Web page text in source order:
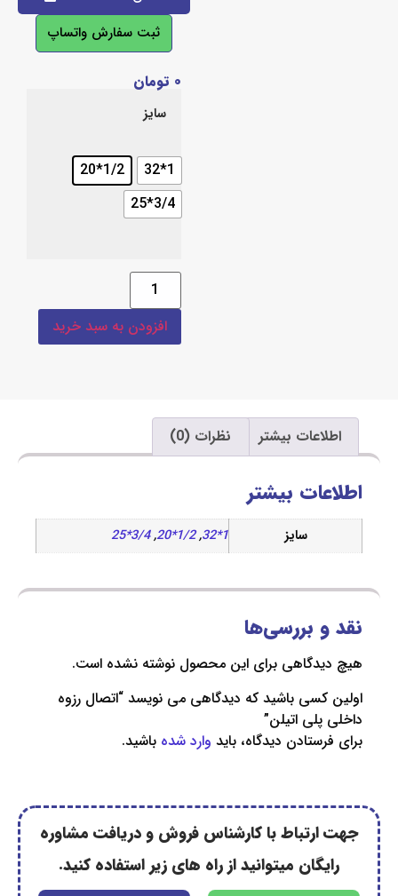
ثبت سفارش واتساپ
افزودن به سبد خرید
بیشتر نظرات (0)
بیشتر
1*32
,
3/4*25
بررسی‌ها
برای این محصول نوشته نشده است.
باشید که دیدگاهی می نویسد “اتصال رزوه
اتیلن”
دیدگاه، باید وارد شدهباشید.
با کارشناس فروش و دریافت مشاوره
میتوانید از راه های زیر استفاده کنید.